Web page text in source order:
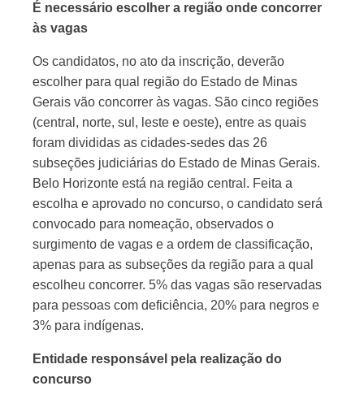
É necessário escolher a região onde concorrer
às vagas
Os candidatos, no ato da inscrição, deverão
escolher para qual região do Estado de Minas
Gerais vão concorrer às vagas. São cinco regiões
(central, norte, sul, leste e oeste), entre as quais
foram divididas as cidades-sedes das 26
subseções judiciárias do Estado de Minas Gerais.
Belo Horizonte está na região central. Feita a
escolha e aprovado no concurso, o candidato será
convocado para nomeação, observados o
surgimento de vagas e a ordem de classificação,
apenas para as subseções da região para a qual
escolheu concorrer. 5% das vagas são reservadas
para pessoas com deficiência, 20% para negros e
3% para indígenas.
Entidade responsável pela realização do
concurso